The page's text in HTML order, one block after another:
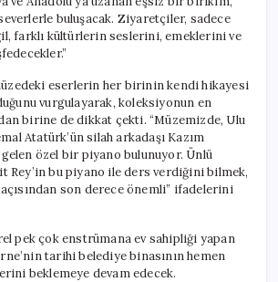
buluşacak. Ziyaretçiler, sadece
farklı kültürlerin seslerini, emeklerini ve
eserlerin her birinin kendi hikayesi
vurgulayarak, koleksiyonun en
birine de dikkat çekti. “Müzemizde, Ulu
Atatürk’ün silah arkadaşı Kazım
özel bir piyano bulunuyor. Ünlü
Rey’in bu piyano ile ders verdiğini bilmek,
son derece önemli” ifadelerini
pek çok enstrümana ev sahipliği yapan
tarihi belediye binasının hemen
beklemeye devam edecek.